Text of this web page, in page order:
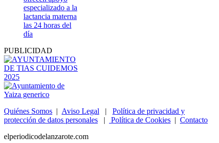
especializado a la
lactancia materna
las 24 horas del
día
PUBLICIDAD
Quiénes Somos | Aviso Legal | Política de privacidad y
protección de datos personales | Política de Cookies | Contacto
elperiodicodelanzarote.com